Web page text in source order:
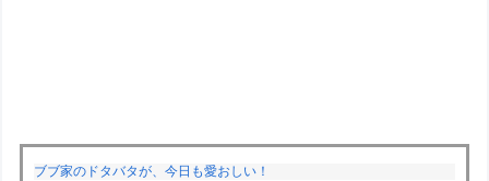
ブブ家のドタバタが、今日も愛おしい！